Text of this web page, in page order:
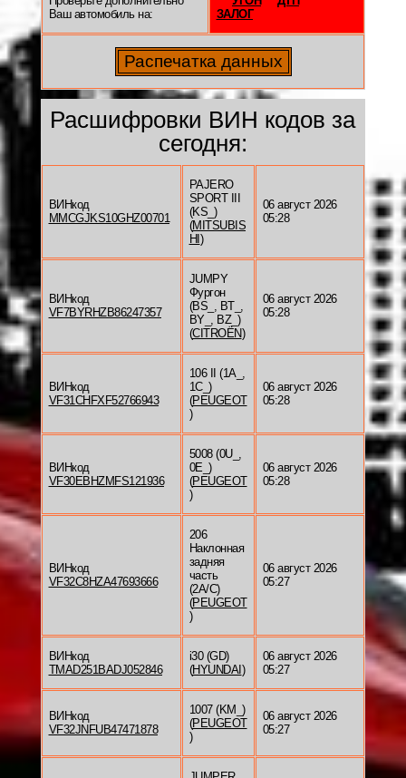
Ваш автомобиль на:
ЗАЛОГ
Расшифровки ВИН кодов за
сегодня:
ВИНкод
MMCGJKS10GHZ00701
PAJERO
SPORT III
(KS_)
(MITSUBIS
HI )
06 август 2026
05:28
ВИНкод
VF7BYRHZB86247357
JUMPY
Фургон
(BS_, BT_,
BY_, BZ_)
(CITROËN)
06 август 2026
05:28
ВИНкод
VF31CHFXF52766943
106 II (1A_,
1C_)
(PEUGEOT
)
06 август 2026
05:28
ВИНкод
VF30EBHZMFS121936
5008 (0U_,
0E_)
(PEUGEOT
)
06 август 2026
05:28
ВИНкод
VF32C8HZA47693666
206
Наклонная
задняя
часть
(2A/C)
(PEUGEOT
)
06 август 2026
05:27
ВИНкод
TMAD251BADJ052846
i30 (GD)
(HYUNDAI )
06 август 2026
05:27
ВИНкод
VF32JNFUB47471878
1007 (KM_)
(PEUGEOT
)
06 август 2026
05:27